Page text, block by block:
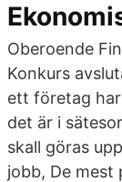
Oberoende
Konkurs
ett företag
det är i
skall göras
jobb, De mest